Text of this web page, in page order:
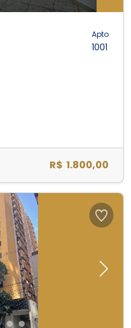
Apto
1001
R$ 1.800,00
Next